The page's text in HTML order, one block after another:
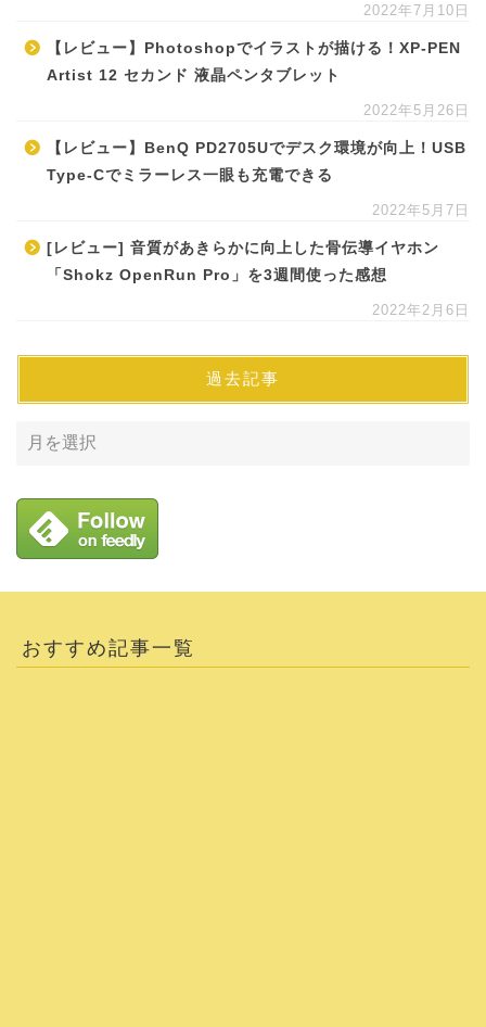
2022年7月10日
【レビュー】Photoshopでイラストが描ける！XP-PEN
Artist 12 セカンド 液晶ペンタブレット
2022年5月26日
【レビュー】BenQ PD2705Uでデスク環境が向上！USB
Type-Cでミラーレス一眼も充電できる
2022年5月7日
[レビュー] 音質があきらかに向上した骨伝導イヤホン
「Shokz OpenRun Pro」を3週間使った感想
2022年2月6日
過去記事
おすすめ記事一覧